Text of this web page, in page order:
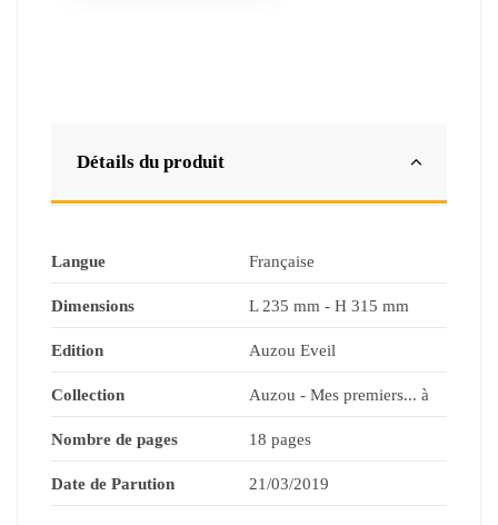
Détails du produit
Langue Française
Dimensions L 235 mm - H 315 mm
Edition Auzou Eveil
Collection Auzou - Mes premiers... à
Nombre de pages 18 pages
Date de Parution 21/03/2019